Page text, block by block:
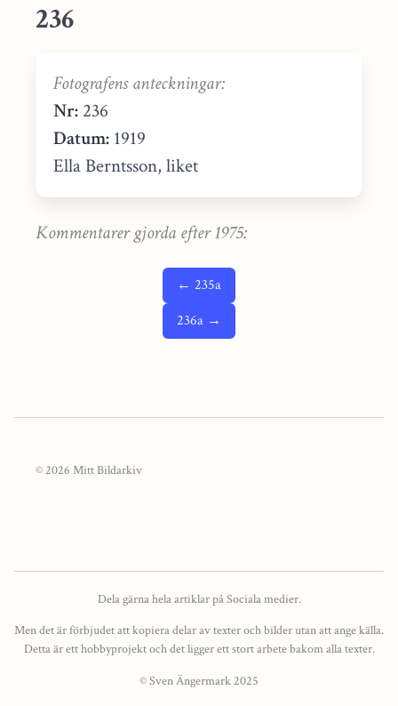
236
Fotografens anteckningar:
Nr: 236
Datum: 1919
Ella Berntsson, liket
Kommentarer gjorda efter 1975:
← 235a
236a →
© 2026 Mitt Bildarkiv
Dela gärna hela artiklar på Sociala medier.
Men det är förbjudet att kopiera delar av texter och bilder utan att ange källa.
Detta är ett hobbyprojekt och det ligger ett stort arbete bakom alla texter.
© Sven Ängermark 2025